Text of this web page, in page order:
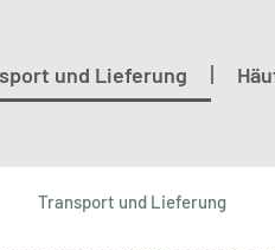
und Lieferung
Transport und Lieferung